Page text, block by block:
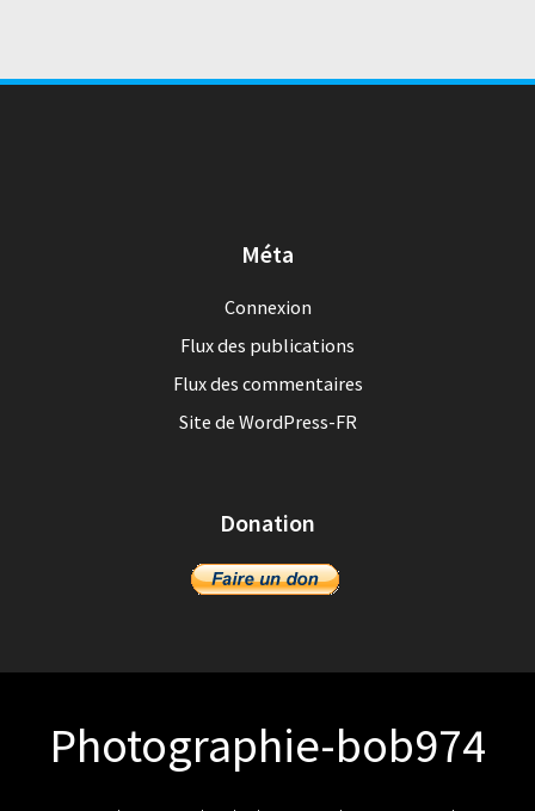
Méta
Connexion
Flux des publications
Flux des commentaires
Site de WordPress-FR
Donation
Photographie-bob974